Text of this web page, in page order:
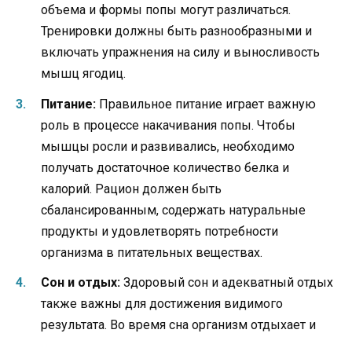
объема и формы попы могут различаться.
Тренировки должны быть разнообразными и
включать упражнения на силу и выносливость
мышц ягодиц.
Питание: Правильное питание играет важную
роль в процессе накачивания попы. Чтобы
мышцы росли и развивались, необходимо
получать достаточное количество белка и
калорий. Рацион должен быть
сбалансированным, содержать натуральные
продукты и удовлетворять потребности
организма в питательных веществах.
Сон и отдых: Здоровый сон и адекватный отдых
также важны для достижения видимого
результата. Во время сна организм отдыхает и